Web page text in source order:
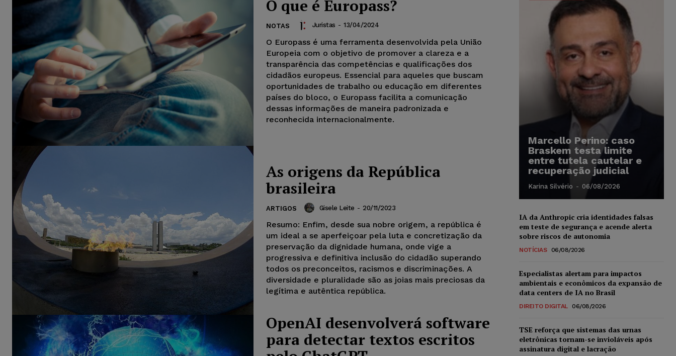
O que é Europass?
NOTAS Juristas - 13/04/2024
O Europass é uma ferramenta desenvolvida pela União
Europeia com o objetivo de promover a clareza e a
transparência das competências e qualificações dos
cidadãos europeus. Essencial para aqueles que buscam
oportunidades de trabalho ou educação em diferentes
países do bloco, o Europass facilita a comunicação
dessas informações de maneira padronizada e
reconhecida internacionalmente.
As origens da República
brasileira
ARTIGOS Gisele Leite - 20/11/2023
Resumo: Enfim, desde sua nobre origem, a república é
um ideal a se aperfeiçoar pela luta e concretização da
preservação da dignidade humana, onde vige a
progressiva e definitiva inclusão do cidadão superando
todos os preconceitos, racismos e discriminações. A
diversidade e pluralidade são as joias mais preciosas da
legítima e autêntica república.
OpenAI desenvolverá software
para detectar textos escritos
Marcello Perino: caso
Braskem testa limite
entre tutela cautelar e
recuperação judicial
Karina Silvério - 06/08/2026
IA da Anthropic cria identidades falsas
em teste de segurança e acende alerta
sobre riscos de autonomia
NOTÍCIAS 06/08/2026
Especialistas alertam para impactos
ambientais e econômicos da expansão de
data centers de IA no Brasil
DIREITO DIGITAL 06/08/2026
TSE reforça que sistemas das urnas
eletrônicas tornam-se invioláveis após
assinatura digital e lacração